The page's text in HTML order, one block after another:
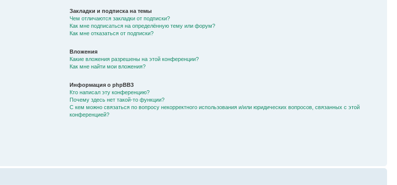
Закладки и подписка на темы
Чем отличаются закладки от подписки?
Как мне подписаться на определённую тему или форум?
Как мне отказаться от подписки?
Вложения
Какие вложения разрешены на этой конференции?
Как мне найти мои вложения?
Информация о phpBB3
Кто написал эту конференцию?
Почему здесь нет такой-то функции?
С кем можно связаться по вопросу некорректного использования и/или юридических вопросов, связанных с этой
конференцией?